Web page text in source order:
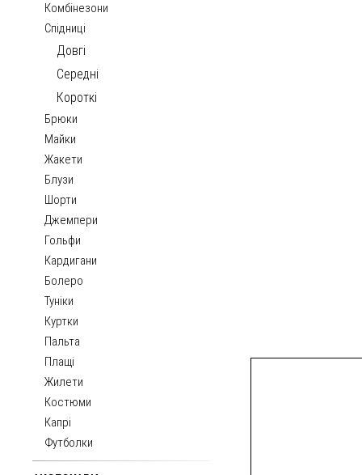
Комбінезони
Спідниці
Довгі
Середні
Короткі
Брюки
Майки
Жакети
Блузи
Шорти
Джемпери
Гольфи
Кардигани
Болеро
Туніки
Куртки
Пальта
Плащі
Жилети
Костюми
Капрі
Футболки